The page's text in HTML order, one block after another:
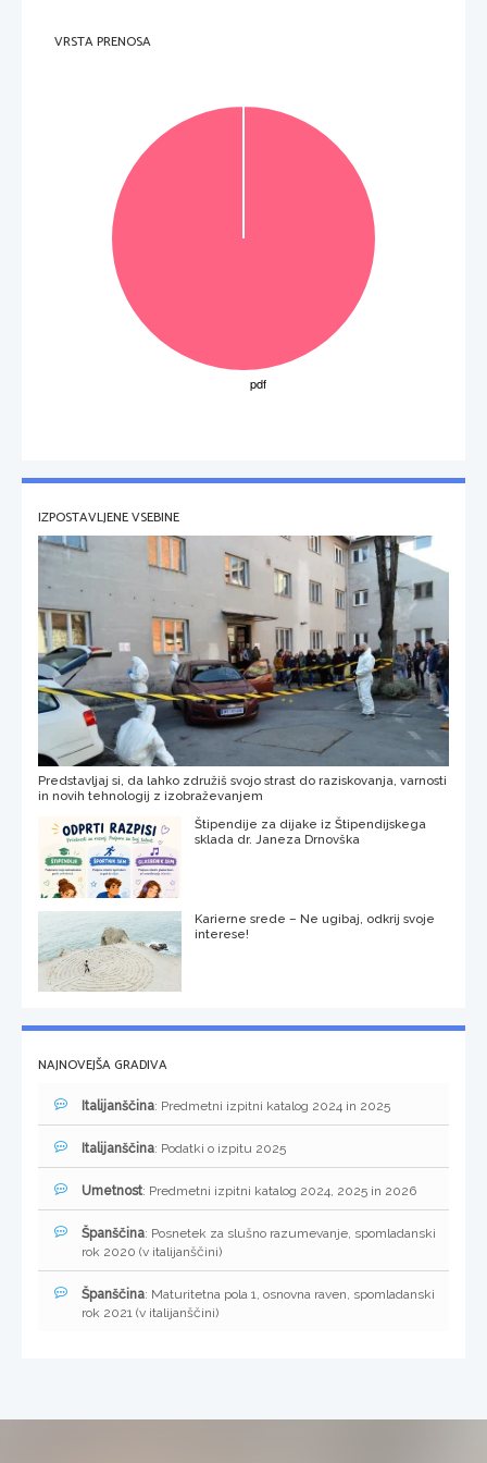
VRSTA PRENOSA
IZPOSTAVLJENE VSEBINE
Predstavljaj si, da lahko združiš svojo strast do raziskovanja, varnosti
in novih tehnologij z izobraževanjem
Štipendije za dijake iz Štipendijskega
sklada dr. Janeza Drnovška
Karierne srede – Ne ugibaj, odkrij svoje
interese!
NAJNOVEJŠA GRADIVA
Italijanščina: Predmetni izpitni katalog 2024 in 2025
Italijanščina: Podatki o izpitu 2025
Umetnost: Predmetni izpitni katalog 2024, 2025 in 2026
Španščina: Posnetek za slušno razumevanje, spomladanski
rok 2020 (v italijanščini)
Španščina: Maturitetna pola 1, osnovna raven, spomladanski
rok 2021 (v italijanščini)